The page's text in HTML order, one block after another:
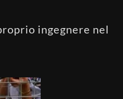
ingegnere nel